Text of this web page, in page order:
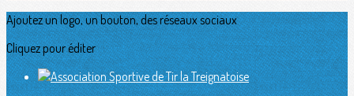
Ajoutez un logo, un bouton, des réseaux sociaux
Cliquez pour éditer